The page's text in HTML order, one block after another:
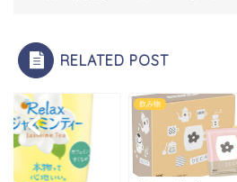
RELATED POST
飲み物